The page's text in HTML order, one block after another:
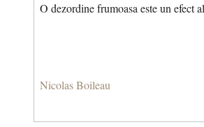
O dezordine frumoasa este un efect
Nicolas Boileau